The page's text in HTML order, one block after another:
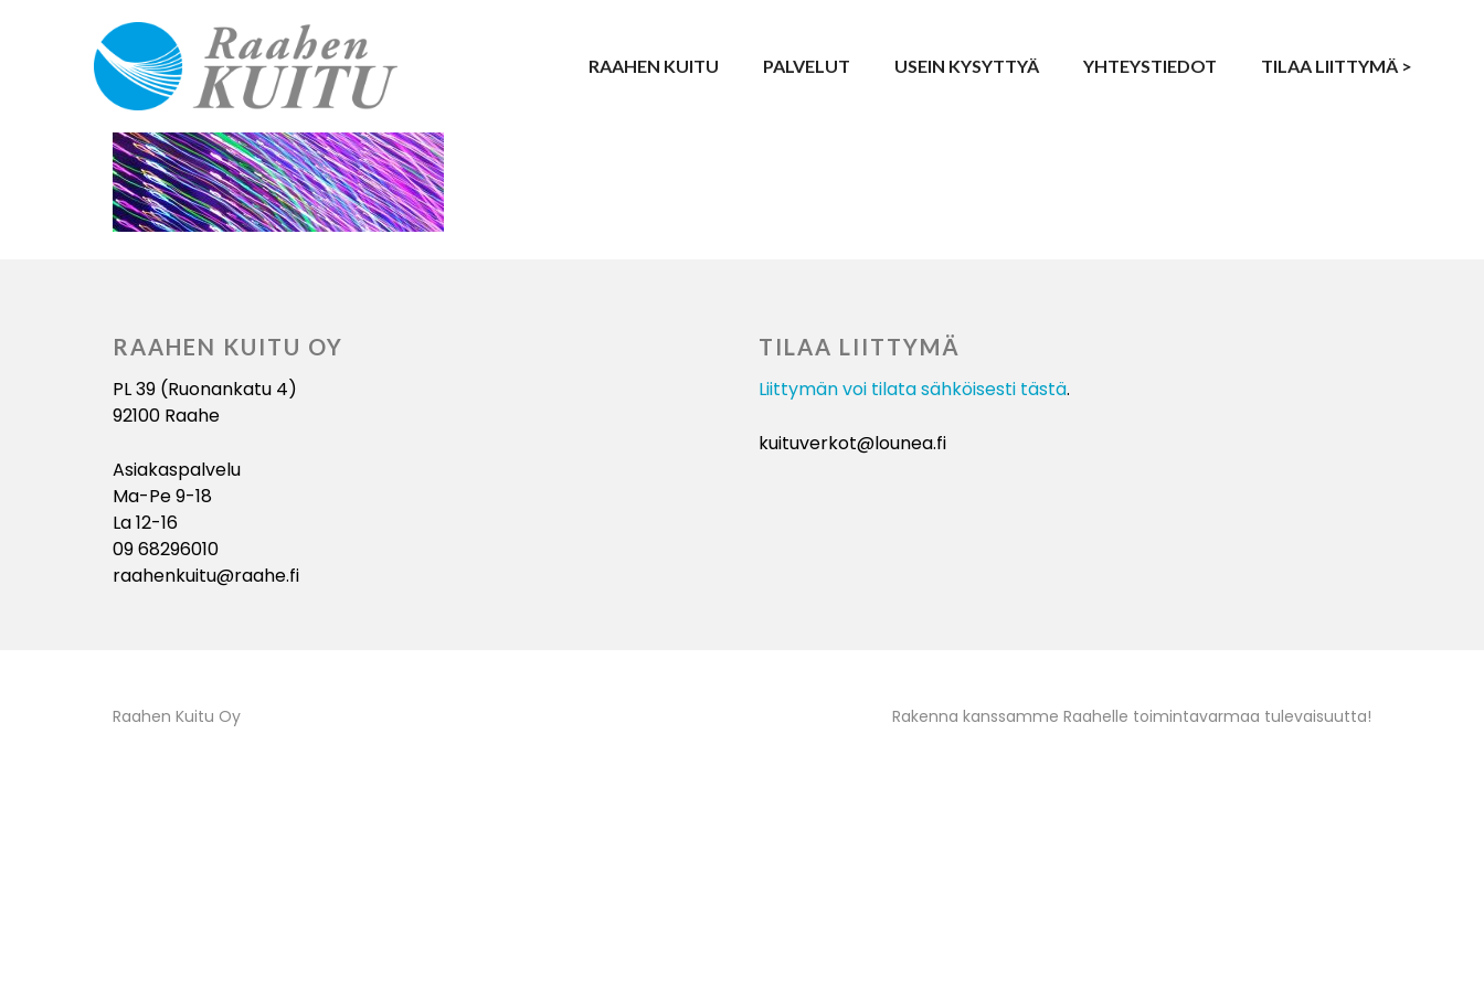
RAAHEN KUITU PALVELUT USEIN KYSYTTYÄ YHTEYSTIEDOT TILAA LIITTYMÄ >
RAAHEN KUITU OY
PL 39 (Ruonankatu 4)
92100 Raahe
Asiakaspalvelu
Ma-Pe 9-18
La 12-16
09 68296010
raahenkuitu@raahe.fi
TILAA LIITTYMÄ
Liittymän voi tilata sähköisesti tästä.
kuituverkot@lounea.fi
Raahen Kuitu Oy Rakenna kanssamme Raahelle toimintavarmaa tulevaisuutta!